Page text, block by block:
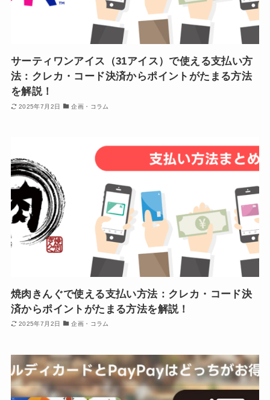
サーティワンアイス（31アイス）で使える支払い方
法：クレカ・コード決済からポイントがたまる方法
を解説！
2025年7月2日 企画・コラム
焼肉きんぐで使える支払い方法：クレカ・コード決
済からポイントがたまる方法を解説！
2025年7月2日 企画・コラム